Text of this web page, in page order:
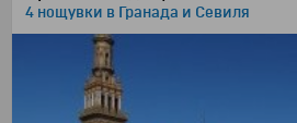
4 нощувки в Гранада и Севиля